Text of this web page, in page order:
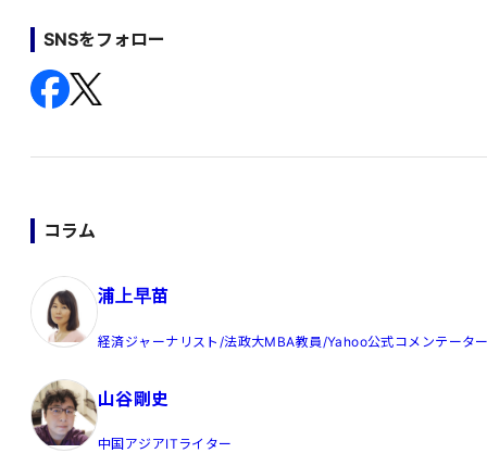
SNSをフォロー
コラム
浦上早苗
経済ジャーナリスト/法政大MBA教員/Yahoo公式コメンテータ
山谷剛史
中国アジアITライター